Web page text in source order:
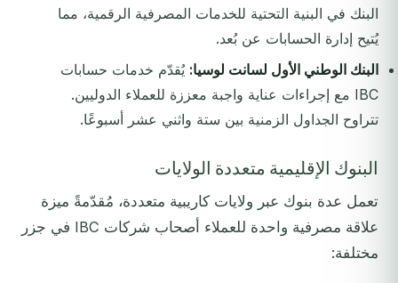
البنك في البنية التحتية للخدمات المصرفية الرقمية، مما
يُتيح إدارة الحسابات عن بُعد.
البنك الوطني الأول لسانت لوسيا: يُقدّم خدمات حسابات
IBC مع إجراءات عناية واجبة معززة للعملاء الدوليين.
تتراوح الجداول الزمنية بين ستة واثني عشر أسبوعًا.
البنوك الإقليمية متعددة الولايات
تعمل عدة بنوك عبر ولايات كاريبية متعددة، مُقدّمةً ميزة
علاقة مصرفية واحدة للعملاء أصحاب شركات IBC في جزر
مختلفة: